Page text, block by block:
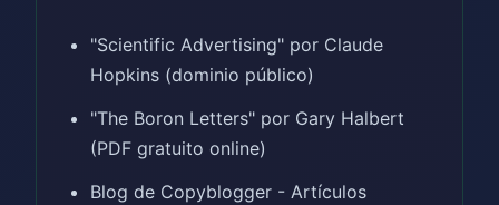
"Scientific Advertising" por Claude
Hopkins (dominio público)
"The Boron Letters" por Gary Halbert
(PDF gratuito online)
Blog de Copyblogger - Artículos